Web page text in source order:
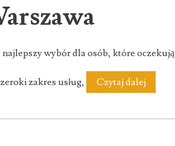
wybór dla osób, które oczekują
zakres usług, Czytaj dalejSerwis